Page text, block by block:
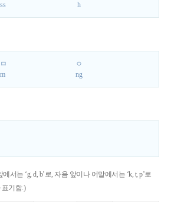
ss
h
ㅁ
m
ㅇ
ng
서는 ‘g, d, b’로, 자음 앞이나 어말에서는 ‘k, t, p’로
기함.)